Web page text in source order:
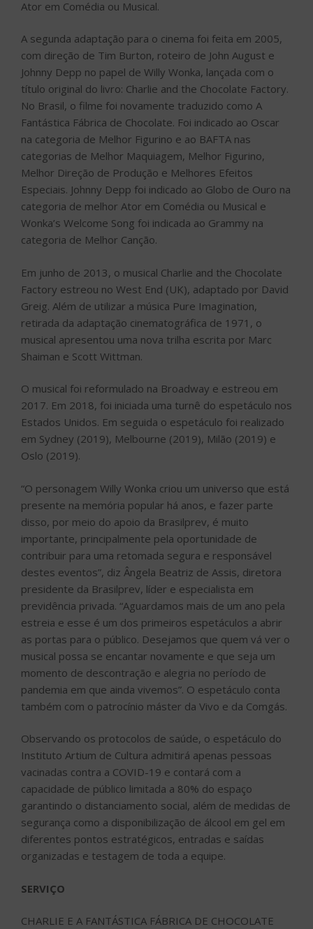
Ator em Comédia ou Musical.
A segunda adaptação para o cinema foi feita em 2005,
com direção de Tim Burton, roteiro de John August e
Johnny Depp no papel de Willy Wonka, lançada com o
título original do livro: Charlie and the Chocolate Factory.
No Brasil, o filme foi novamente traduzido como A
Fantástica Fábrica de Chocolate. Foi indicado ao Oscar
na categoria de Melhor Figurino e ao BAFTA nas
categorias de Melhor Maquiagem, Melhor Figurino,
Melhor Direção de Produção e Melhores Efeitos
Especiais. Johnny Depp foi indicado ao Globo de Ouro na
categoria de melhor Ator em Comédia ou Musical e
Wonka’s Welcome Song foi indicada ao Grammy na
categoria de Melhor Canção.
Em junho de 2013, o musical Charlie and the Chocolate
Factory estreou no West End (UK), adaptado por David
Greig. Além de utilizar a música Pure Imagination,
retirada da adaptação cinematográfica de 1971, o
musical apresentou uma nova trilha escrita por Marc
Shaiman e Scott Wittman.
O musical foi reformulado na Broadway e estreou em
2017. Em 2018, foi iniciada uma turnê do espetáculo nos
Estados Unidos. Em seguida o espetáculo foi realizado
em Sydney (2019), Melbourne (2019), Milão (2019) e
Oslo (2019).
“O personagem Willy Wonka criou um universo que está
presente na memória popular há anos, e fazer parte
disso, por meio do apoio da Brasilprev, é muito
importante, principalmente pela oportunidade de
contribuir para uma retomada segura e responsável
destes eventos”, diz Ângela Beatriz de Assis, diretora
presidente da Brasilprev, líder e especialista em
previdência privada. “Aguardamos mais de um ano pela
estreia e esse é um dos primeiros espetáculos a abrir
as portas para o público. Desejamos que quem vá ver o
musical possa se encantar novamente e que seja um
momento de descontração e alegria no período de
pandemia em que ainda vivemos”. O espetáculo conta
também com o patrocínio máster da Vivo e da Comgás.
Observando os protocolos de saúde, o espetáculo do
Instituto Artium de Cultura admitirá apenas pessoas
vacinadas contra a COVID-19 e contará com a
capacidade de público limitada a 80% do espaço
garantindo o distanciamento social, além de medidas de
segurança como a disponibilização de álcool em gel em
diferentes pontos estratégicos, entradas e saídas
organizadas e testagem de toda a equipe.
SERVIÇO
CHARLIE E A FANTÁSTICA FÁBRICA DE CHOCOLATE